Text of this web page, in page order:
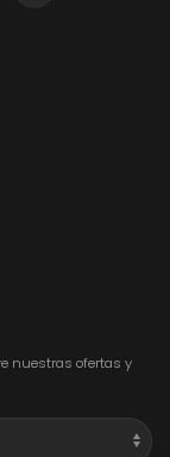
nuestras ofertas y